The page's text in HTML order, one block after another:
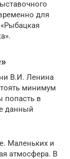
для
В.И. Ленина
минимум
попасть в
данный
Маленьких и
атмосфера. В